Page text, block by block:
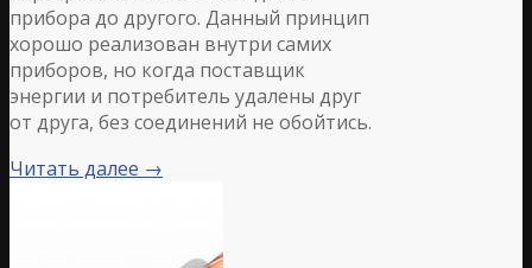
прибора до другого. Данный принцип
хорошо реализован внутри самих
приборов, но когда поставщик
энергии и потребитель удалены друг
от друга, без соединений не обойтись.
Читать далее →